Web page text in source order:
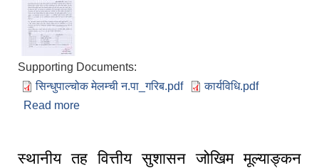
Supporting Documents:
सिन्धुपाल्चोक मेलम्ची न.पा_गरिब.pdf
कार्यविधि.pdf
Read more
स्थानीय तह वित्तीय सुशासन जोखिम मूल्याङ्कन